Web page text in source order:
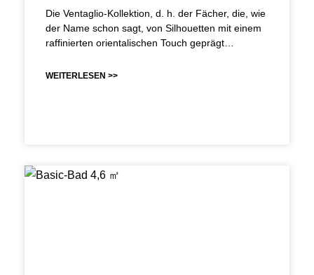
Die Ventaglio-Kollektion, d. h. der Fächer, die, wie
der Name schon sagt, von Silhouetten mit einem
raffinierten orientalischen Touch geprägt…
WEITERLESEN >>